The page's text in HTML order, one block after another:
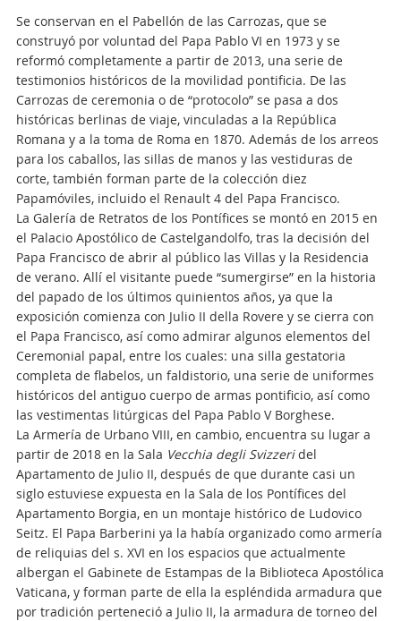
Se conservan en el Pabellón de las Carrozas, que se
construyó por voluntad del Papa Pablo VI en 1973 y se
reformó completamente a partir de 2013, una serie de
testimonios históricos de la movilidad pontificia. De las
Carrozas de ceremonia o de “protocolo” se pasa a dos
históricas berlinas de viaje, vinculadas a la República
Romana y a la toma de Roma en 1870. Además de los arreos
para los caballos, las sillas de manos y las vestiduras de
corte, también forman parte de la colección diez
Papamóviles, incluido el Renault 4 del Papa Francisco.
La Galería de Retratos de los Pontífices se montó en 2015 en
el Palacio Apostólico de Castelgandolfo, tras la decisión del
Papa Francisco de abrir al público las Villas y la Residencia
de verano. Allí el visitante puede “sumergirse” en la historia
del papado de los últimos quinientos años, ya que la
exposición comienza con Julio II della Rovere y se cierra con
el Papa Francisco, así como admirar algunos elementos del
Ceremonial papal, entre los cuales: una silla gestatoria
completa de flabelos, un faldistorio, una serie de uniformes
históricos del antiguo cuerpo de armas pontificio, así como
las vestimentas litúrgicas del Papa Pablo V Borghese.
La Armería de Urbano VIII, en cambio, encuentra su lugar a
partir de 2018 en la Sala Vecchia degli Svizzeridel
Apartamento de Julio II, después de que durante casi un
siglo estuviese expuesta en la Sala de los Pontífices del
Apartamento Borgia, en un montaje histórico de Ludovico
Seitz. El Papa Barberini ya la había organizado como armería
de reliquias del s. XVI en los espacios que actualmente
albergan el Gabinete de Estampas de la Biblioteca Apostólica
Vaticana, y forman parte de ella la espléndida armadura que
por tradición perteneció a Julio II, la armadura de torneo del